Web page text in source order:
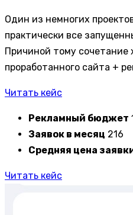
Один из немногих
практически все
Причиной тому сочетание
проработанного сайта +
Читать кейс
Рекламный бюджет
Заявок в месяц 216
Средняя цена
Читать кейс